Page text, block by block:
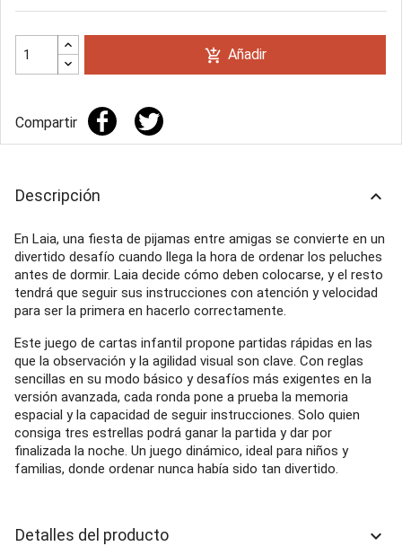
add_shopping_cart Añadir
Compartir
Descripción keyboard_arrow_up
En Laia, una fiesta de pijamas entre amigas se convierte en un
divertido desafío cuando llega la hora de ordenar los peluches
antes de dormir. Laia decide cómo deben colocarse, y el resto
tendrá que seguir sus instrucciones con atención y velocidad
para ser la primera en hacerlo correctamente.
Este juego de cartas infantil propone partidas rápidas en las
que la observación y la agilidad visual son clave. Con reglas
sencillas en su modo básico y desafíos más exigentes en la
versión avanzada, cada ronda pone a prueba la memoria
espacial y la capacidad de seguir instrucciones. Solo quien
consiga tres estrellas podrá ganar la partida y dar por
finalizada la noche. Un juego dinámico, ideal para niños y
familias, donde ordenar nunca había sido tan divertido.
Detalles del producto keyboard_arrow_down